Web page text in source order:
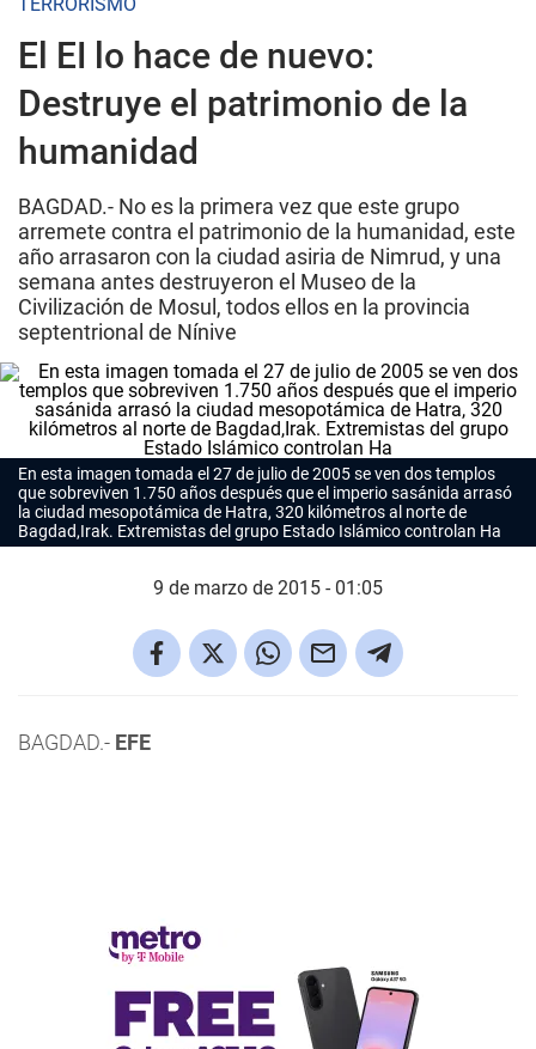
El EI lo hace de nuevo:
Destruye el patrimonio de la
humanidad
BAGDAD.- No es la primera vez que este grupo
arremete contra el patrimonio de la humanidad, este
año arrasaron con la ciudad asiria de Nimrud, y una
semana antes destruyeron el Museo de la
Civilización de Mosul, todos ellos en la provincia
septentrional de Nínive
En esta imagen tomada el 27 de julio de 2005 se ven dos templos
que sobreviven 1.750 años después que el imperio sasánida arrasó
la ciudad mesopotámica de Hatra, 320 kilómetros al norte de
Bagdad,Irak. Extremistas del grupo Estado Islámico controlan Ha
9 de marzo de 2015 - 01:05
BAGDAD.- EFE